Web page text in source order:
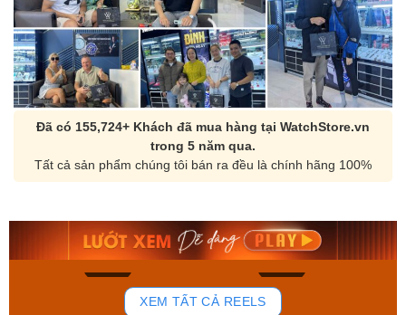
Đã có 155,724+ Khách đã mua hàng tại WatchStore.vn
trong 5 năm qua.
Tất cả sản phẩm chúng tôi bán ra đều là chính hãng 100%
136
Orient Nam RA-
Mua ngay
Casio Nam MTS-
Mua ngay
XEM TẤT CẢ REELS